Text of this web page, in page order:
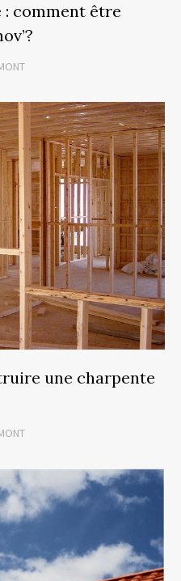
: comment être
une charpente